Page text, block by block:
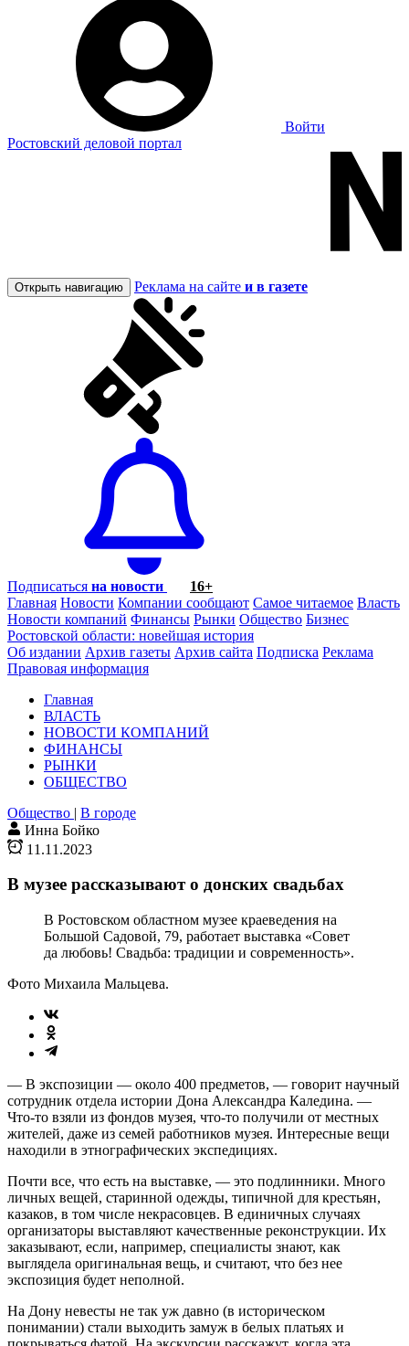
Войти
Ростовский деловой портал
Открыть навигацию Реклама на сайте и в газете
Подписаться на новости
16+
Главная Новости Компании сообщают Самое читаемое Власть
Новости компаний Финансы Рынки Общество Бизнес
Ростовской области: новейшая история
Об издании Архив газеты Архив сайта Подписка Реклама
Правовая информация
Главная
ВЛАСТЬ
НОВОСТИ КОМПАНИЙ
ФИНАНСЫ
РЫНКИ
ОБЩЕСТВО
Общество | В городе
Инна Бойко
11.11.2023
В музее рассказывают о донских свадьбах
В Ростовском областном музее краеведения на
Большой Садовой, 79, работает выставка «Совет
да любовь! Свадьба: традиции и современность».
Фото Михаила Мальцева.
— В экспозиции — около 400 предметов, — говорит научный
сотрудник отдела истории Дона Александра Каледина. —
Что-то взяли из фондов музея, что-то получили от местных
жителей, даже из семей работников музея. Интересные вещи
находили в этнографических экспедициях.
Почти все, что есть на выставке, — это подлинники. Много
личных вещей, старинной одежды, типичной для крестьян,
казаков, в том числе некрасовцев. В единичных случаях
организаторы выставляют качественные реконструкции. Их
заказывают, если, например, специалисты знают, как
выглядела оригинальная вещь, и считают, что без нее
экспозиция будет неполной.
На Дону невесты не так уж давно (в историческом
понимании) стали выходить замуж в белых платьях и